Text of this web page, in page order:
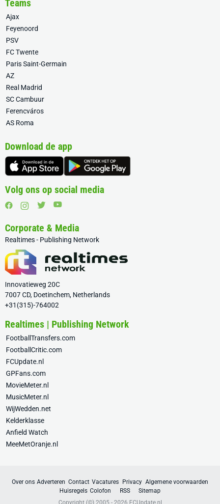
Teams
Ajax
Feyenoord
PSV
FC Twente
Paris Saint-Germain
AZ
Real Madrid
SC Cambuur
Ferencváros
AS Roma
Download de app
Volg ons op social media
Corporate & Media
Realtimes - Publishing Network
Innovatieweg 20C
7007 CD, Doetinchem, Netherlands
+31(315)-764002
Realtimes | Publishing Network
FootballTransfers.com
FootballCritic.com
FCUpdate.nl
GPFans.com
MovieMeter.nl
MusicMeter.nl
WijWedden.net
Kelderklasse
Anfield Watch
MeeMetOranje.nl
Over ons Adverteren Contact Vacatures Privacy Algemene voorwaarden
Huisregels Colofon RSS
Sitemap
Copyright (©) 2005 - 2026 FCUpdate.nl